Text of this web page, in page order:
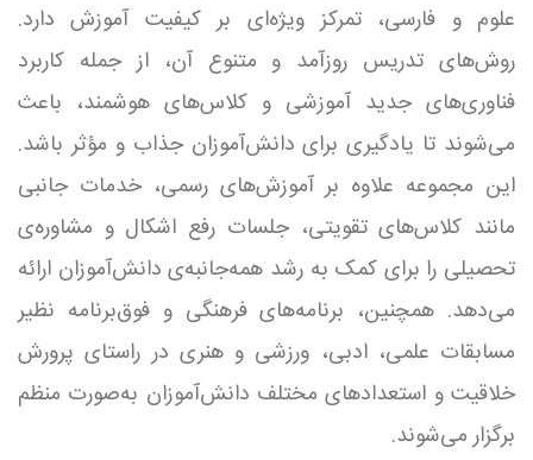
علوم و فارسی، تمرکز ویژه‌ای بر کیفیت آموزش دارد.
روش‌های تدریس روزآمد و متنوع آن، از جمله کاربرد
فناوری‌های جدید آموزشی و کلاس‌های هوشمند، باعث
می‌شوند تا یادگیری برای دانش‌آموزان جذاب و مؤثر باشد.
این مجموعه علاوه بر آموزش‌های رسمی، خدمات جانبی
مانند کلاس‌های تقویتی، جلسات رفع اشکال و مشاوره‌ی
تحصیلی را برای کمک به رشد همه‌جانبه‌ی دانش‌آموزان ارائه
می‌دهد. همچنین، برنامه‌های فرهنگی و فوق‌برنامه نظیر
مسابقات علمی، ادبی، ورزشی و هنری در راستای پرورش
خلاقیت و استعدادهای مختلف دانش‌آموزان به‌صورت منظم
برگزار می‌شوند.